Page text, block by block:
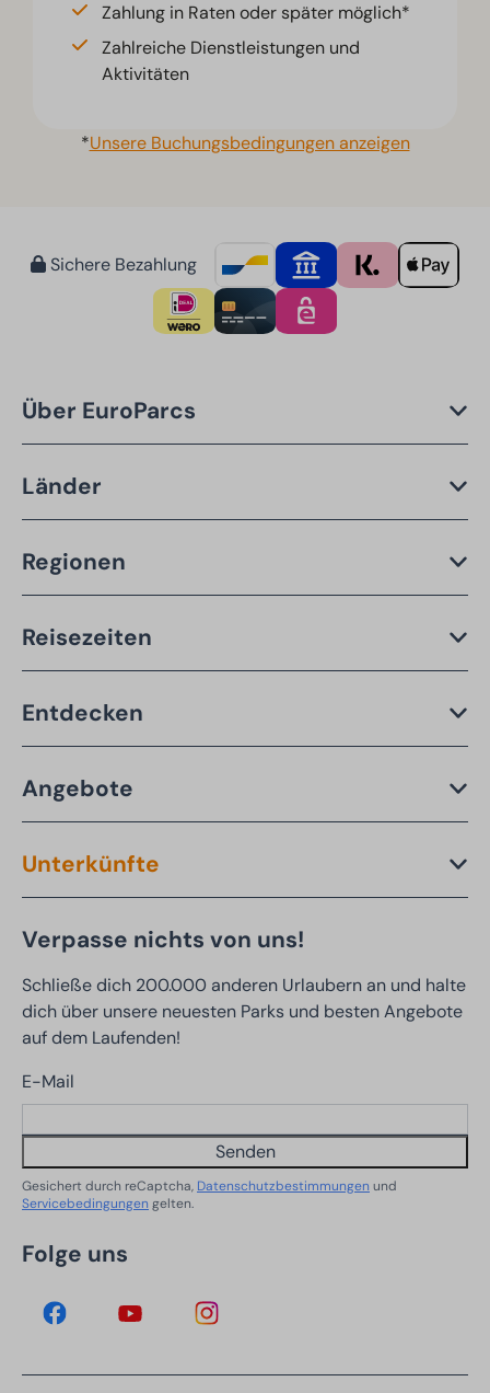
Zahlung in Raten oder später möglich*
Zahlreiche Dienstleistungen und
Aktivitäten
*Unsere Buchungsbedingungen anzeigen
Sichere Bezahlung
Über EuroParcs
Länder
Regionen
Reisezeiten
Entdecken
Angebote
Unterkünfte
Verpasse nichts von uns!
Schließe dich 200.000 anderen Urlaubern an und halte
dich über unsere neuesten Parks und besten Angebote
auf dem Laufenden!
E-Mail
Senden
Gesichert durch reCaptcha, Datenschutzbestimmungen und
Servicebedingungen gelten.
Folge uns